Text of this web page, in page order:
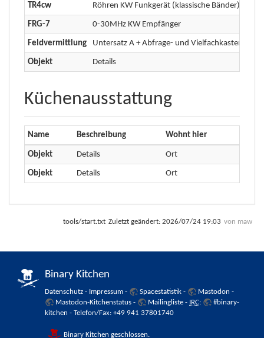
TR4cw Röhren KW Funkgerät (klassische Bänder)
FRG-7 0-30MHz KW Empfänger
Feldvermittlung Untersatz A + Abfrage- und Vielfachkasten
Objekt Details
Küchenausstattung
Name Beschreibung Wohnt hier
Objekt Details Ort
Objekt Details Ort
tools/start.txt Zuletzt geändert: 2026/07/24 19:03 von maw
Binary Kitchen
Datenschutz - Impressum - Spacestatistik - Mastodon -
Mastodon-Kitchenstatus - Mailingliste - IRC:
#binary-
kitchen - Telefon/Fax: +49 941 37801740
Binary Kitchen geschlossen.